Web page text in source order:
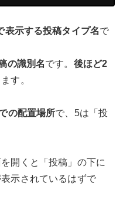
表示する投稿タイプ名で
の識別名です。 後ほど2
す。
の配置場所で、5は「投
開くと「投稿」の下に
示されているはずで